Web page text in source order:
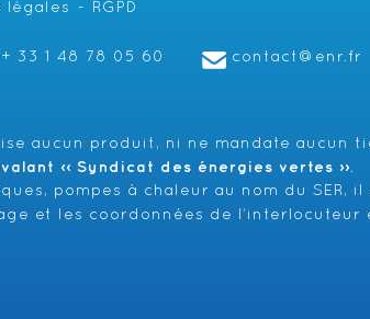
légales RGPD
+ 33 1 48 78 05 60 contact@enr.fr
aucun produit, ni ne mandate aucun
‹‹ Syndicat des énergies vertes ››.
pompes à chaleur au nom du SER, il
et les coordonnées de l’interlocuteur